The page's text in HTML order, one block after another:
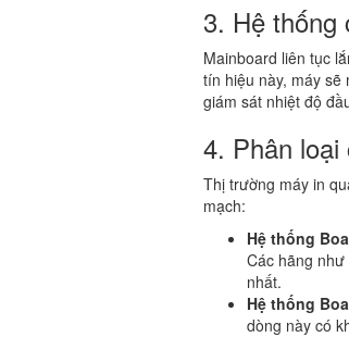
3. Hệ thống
Mainboard liên tục
tín hiệu này, máy sẽ
giám sát nhiệt độ
4. Phân loại
Thị trường máy in
mạch:
Hệ thống
Các hãng như
nhất.
Hệ thống
dòng này có